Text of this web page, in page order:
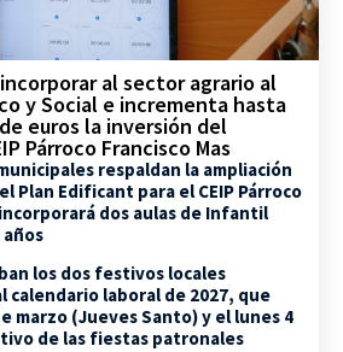
al sector agrario al
y Social e incrementa hasta
euros la inversión del
Párroco Francisco Mas
respaldan la ampliación
Plan Edificant para el CEIP Párroco
dos aulas de Infantil
años
los dos festivos locales
calendario laboral de 2027, que
marzo (Jueves Santo) y el lunes 4
de las fiestas patronales